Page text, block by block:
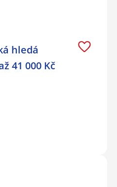
hledá
41 000 Kč